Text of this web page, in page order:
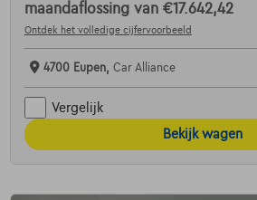
maandaflossing van €17.642,42
Ontdek het volledige cijfervoorbeeld
4700 Eupen, Car Alliance
Vergelijk
Bekijk wagen